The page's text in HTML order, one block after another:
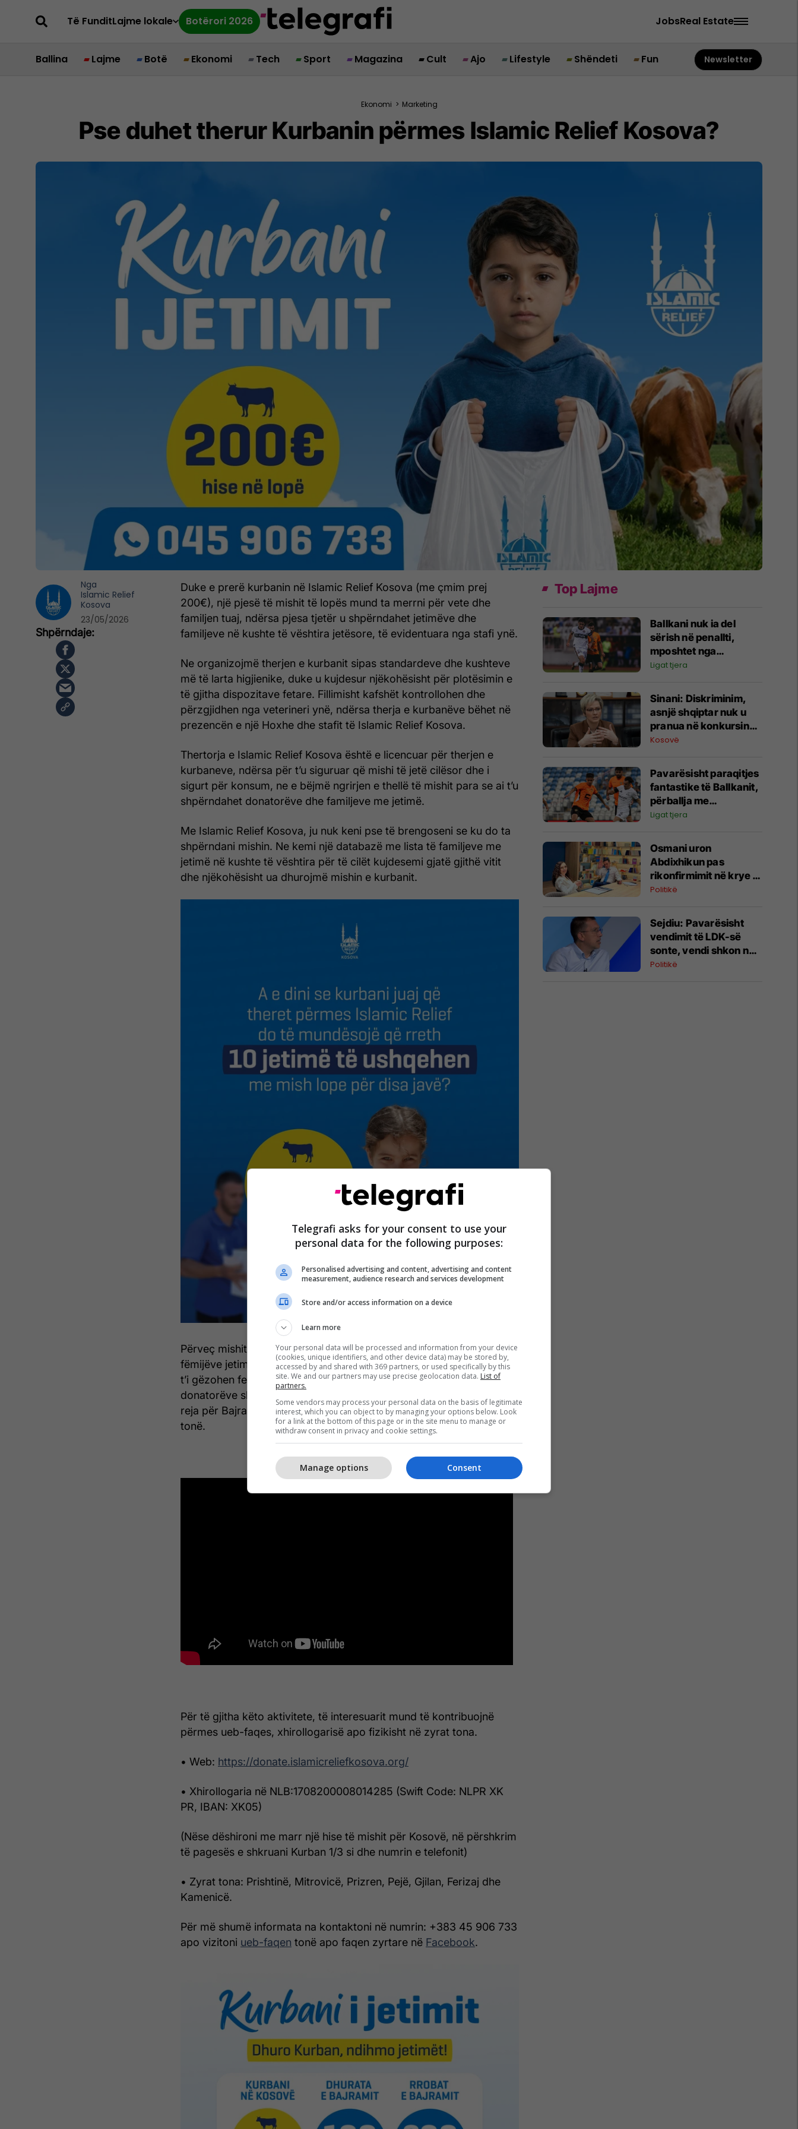
Të FunditLajme lokale Botërori 2026 JobsReal Estate
Ballina Lajme Botë Ekonomi Tech Sport Magazina Cult Ajo Lifestyle Shëndeti Fun Newsletter
Ekonomi > Marketing
Pse duhet therur Kurbanin përmes Islamic Relief Kosova?
Duke e prerë kurbanin në Islamic Relief Kosova (me çmim prej
200€), një pjesë të mishit të lopës mund ta merrni për vete dhe
familjen tuaj, ndërsa pjesa tjetër u shpërndahet jetimëve dhe
familjeve në kushte të vështira jetësore, të evidentuara nga stafi ynë.
Ne organizojmë therjen e kurbanit sipas standardeve dhe kushteve
më të larta higjienike, duke u kujdesur njëkohësisht për plotësimin e
të gjitha dispozitave fetare. Fillimisht kafshët kontrollohen dhe
përzgjidhen nga veterineri ynë, ndërsa therja e kurbanëve bëhet në
prezencën e një Hoxhe dhe stafit të Islamic Relief Kosova.
Thertorja e Islamic Relief Kosova është e licencuar për therjen e
kurbaneve, ndërsa për t’u siguruar që mishi të jetë cilësor dhe i
sigurt për konsum, ne e bëjmë ngrirjen e thellë të mishit para se ai t’u
shpërndahet donatorëve dhe familjeve me jetimë.
Me Islamic Relief Kosova, ju nuk keni pse të brengoseni se ku do ta
shpërndani mishin. Ne kemi një databazë me lista të familjeve me
jetimë në kushte të vështira për të cilët kujdesemi gjatë gjithë vitit
dhe njëkohësisht ua dhurojmë mishin e kurbanit.
Përveç mishit të kurbanit, Islamic Relief Kosova synon që 2 000
fëmijëve jetimë t’u dhurojmë dhurata Bajrami në mënyrë që edhe ata
t’i gëzohen festës sikurse fëmijët tjerë. Po ashtu me mbështetjen e
donatorëve shpresojmë t’u sigurojmë fëmijëve jetimë edhe rroba të
reja për Bajram, siç edhe është traditë për shumë familje në vendin
tonë.
Për të gjitha këto aktivitete, të interesuarit mund të kontribuojnë
përmes ueb-faqes, xhirollogarisë apo fizikisht në zyrat tona.
• Web: https://donate.islamicreliefkosova.org/
• Xhirollogaria në NLB:1708200008014285 (Swift Code: NLPR XK
PR, IBAN: XK05)
(Nëse dëshironi me marr një hise të mishit për Kosovë, në përshkrim
të pagesës e shkruani Kurban 1/3 si dhe numrin e telefonit)
• Zyrat tona: Prishtinë, Mitrovicë, Prizren, Pejë, Gjilan, Ferizaj dhe
Kamenicë.
Për më shumë informata na kontaktoni në numrin: +383 45 906 733
apo vizitoni ueb-faqen tonë apo faqen zyrtare në Facebook.
Nga
Islamic Relief
Kosova
23/05/2026
Top Lajme
Ballkani nuk ia del
sërish në penallti,
mposhtet nga
Bohemians dhe
evropiane
Ligat tjera
Sinani: Diskriminim,
asnjë shqiptar nuk u
pranua në konkursin
për zjarrfikës në
Kosovë
Pavarësisht paraqitjes
fantastike të Ballkanit,
përballja me
Bohemians shkon në
Ligat tjera
Osmani uron
Abdixhikun pas
rikonfirmimit në krye të
LDK-së: Jo çdo fitore
Politikë
Sejdiu: Pavarësisht
vendimit të LDK-së
sonte, vendi shkon në
zgjedhje të reja
Politikë
Telegrafi asks for your consent to use your
personal data for the following purposes:
Personalised advertising and content, advertising and content
measurement, audience research and services development
Store and/or access information on a device
Learn more
Your personal data will be processed and information from your device
(cookies, unique identifiers, and other device data) may be stored by,
accessed by and shared with 369 partners, or used specifically by this
site. We and our partners may use precise geolocation data. List of
partners.
Some vendors may process your personal data on the basis of legitimate
interest, which you can object to by managing your options below. Look
for a link at the bottom of this page or in the site menu to manage or
withdraw consent in privacy and cookie settings.
Consent
Manage options